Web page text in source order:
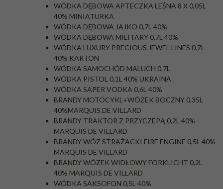
WÓDKA DĘBOWA APTECZKA LEŚNA 8 X 0,05L
40% MINIATURKA
WÓDKA DĘBOWA JAJKO 0,7L 40%
WÓDKA DĘBOWA MILITARY 0,7L 40%
WÓDKA LUXURY PRECIOUS JEWEL LINES 0,7L
40% KARTON
WÓDKA SAMOCHÓD MALUCH 0,7L
WÓDKA PISTOL 0,1L 40% UKRAINA
WÓDKA SAPER VODKA 0,6L 40%
BRANDY MOTOCYKL+WÓZEK BOCZNY 0,35L
40%MARQUIS DE VILLARD
BRANDY TRAKTOR Z PRZYCZEPĄ 0,2L 40%
MARQUIS DE VILLARD
BRANDY WÓZ STRAŻACKI FIRE ENGINE 0,5L 40%
MARQUIS DE VILLARD
BRANDY WÓZEK WIDŁOWY FORKLICHT 0,2L
40% MARQUIS DE VILLARD
WÓDKA SAKSOFON 0,5L 40%